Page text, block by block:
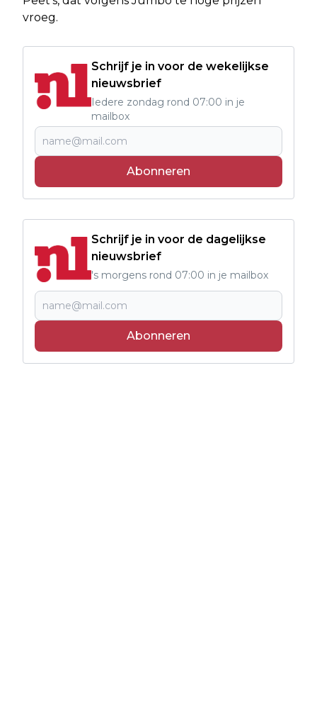
vroeg.
Schrijf je in voor de wekelijkse
nieuwsbrief
Iedere zondag rond 07:00 in je
mailbox
Abonneren
Schrijf je in voor de dagelijkse
nieuwsbrief
's morgens rond 07:00 in je mailbox
Abonneren